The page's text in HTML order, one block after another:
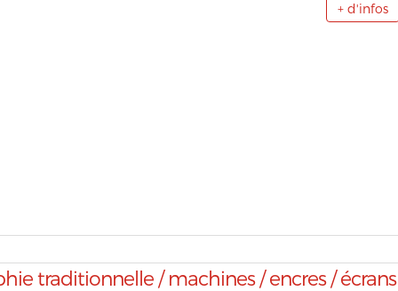
+ d'infos
traditionnelle / machines / encres / écrans